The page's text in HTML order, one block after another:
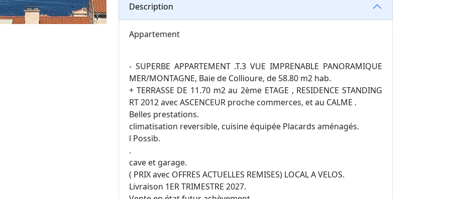
Description
Appartement
- SUPERBE APPARTEMENT .T.3 VUE IMPRENABLE PANORAMIQUE
MER/MONTAGNE, Baie de Collioure, de 58.80 m2 hab.
+ TERRASSE DE 11.70 m2 au 2ème ETAGE , RESIDENCE STANDING
RT 2012 avec ASCENCEUR proche commerces, et au CALME .
Belles prestations.
climatisation reversible, cuisine équipée Placards aménagés.
l Possib.
.
cave et garage.
( PRIX avec OFFRES ACTUELLES REMISES) LOCAL A VELOS.
Livraison 1ER TRIMESTRE 2027.